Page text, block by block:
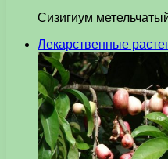
Сизигиум
Лекарственные